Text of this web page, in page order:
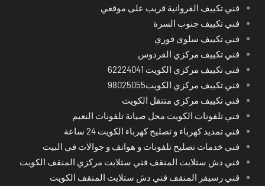
فني تكييف الفروانية قريب على موقعي
فني تكييف جنوب السرة
فني تكييف سلوى فوري
فني تكييف مركزي الفردوس
فني تكييف مركزي الكويت 62224041
فني تكييف مركزي الكويت98025055
فني تكييف مركزي متنقل الكويت
فني تلفونات الكويت محل صيانة تلفونات النعيم
فني تمديد كهرباء و تصليح كهرباء الكويت 24 ساعة
فني خدمات تصليح تلفونات و هواتف و جوالات في البيت
فني دش ستلايت المنقف فني ستلايت مركزي المنقف الكويت
فني رسيفر المنقف فني دش ستلايت المنقف الكويت